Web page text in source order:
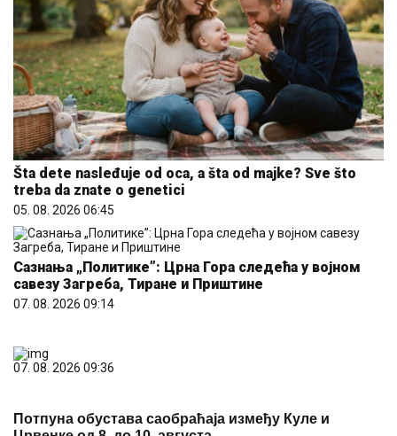
Šta dete nasleđuje od oca, a šta od majke? Sve što
treba da znate o genetici
05. 08. 2026 06:45
Сазнања „Политике”: Црна Гора следећа у војном
савезу Загреба, Тиране и Приштине
07. 08. 2026 09:14
07. 08. 2026 09:36
Потпуна обустава саобраћаја између Куле и